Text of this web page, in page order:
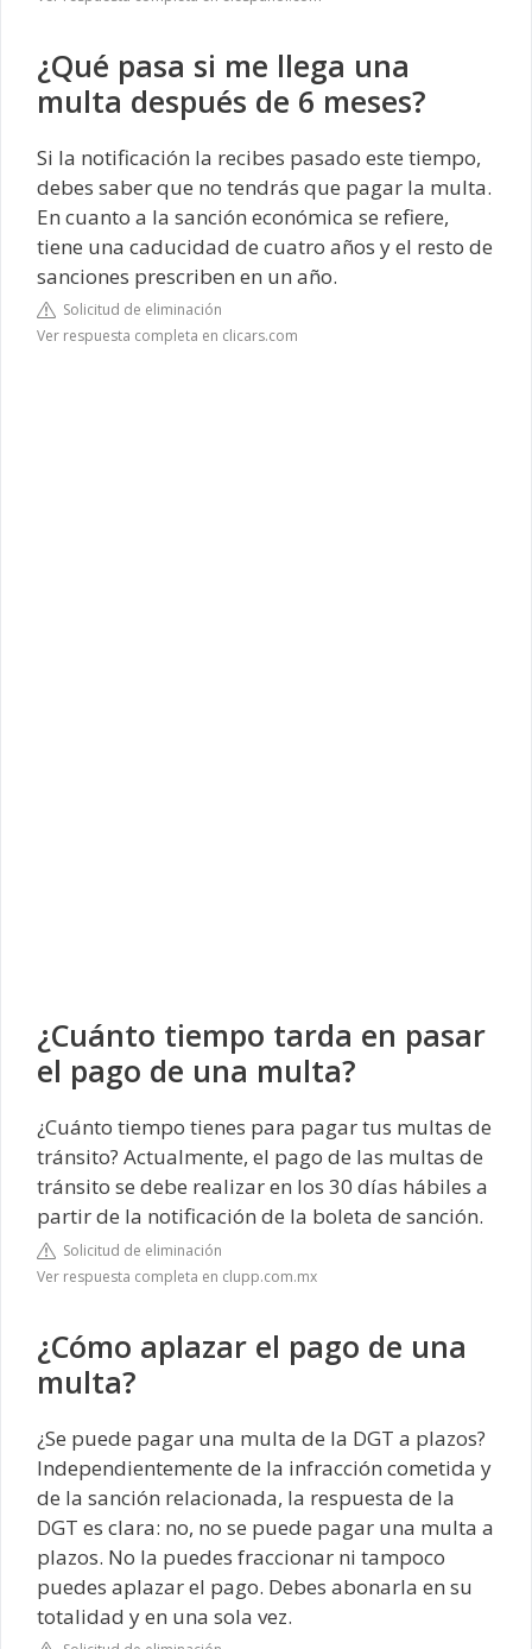
¿Qué pasa si me llega una
multa después de 6 meses?
Si la notificación la recibes pasado este tiempo,
debes saber que no tendrás que pagar la multa.
En cuanto a la sanción económica se refiere,
tiene una caducidad de cuatro años y el resto de
sanciones prescriben en un año.
Solicitud de eliminación
Ver respuesta completa en clicars.com
¿Cuánto tiempo tarda en pasar
el pago de una multa?
¿Cuánto tiempo tienes para pagar tus multas de
tránsito? Actualmente, el pago de las multas de
tránsito se debe realizar en los 30 días hábiles a
partir de la notificación de la boleta de sanción.
Solicitud de eliminación
Ver respuesta completa en clupp.com.mx
¿Cómo aplazar el pago de una
multa?
¿Se puede pagar una multa de la DGT a plazos?
Independientemente de la infracción cometida y
de la sanción relacionada, la respuesta de la
DGT es clara: no, no se puede pagar una multa a
plazos. No la puedes fraccionar ni tampoco
puedes aplazar el pago. Debes abonarla en su
totalidad y en una sola vez.